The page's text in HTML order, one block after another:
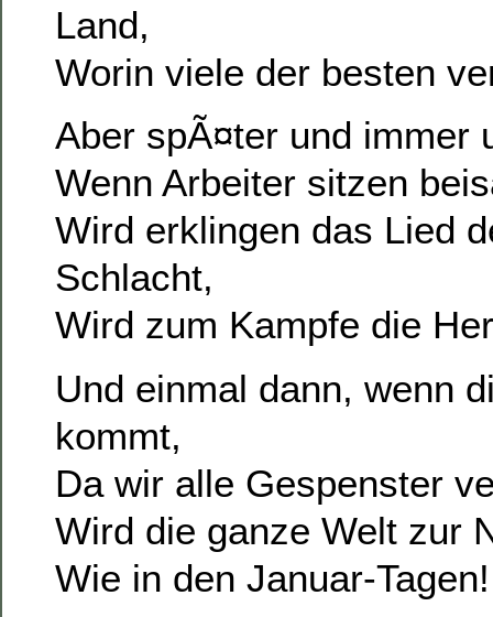
Land,
Worin viele der besten
Aber spÃ¤ter und immer
Wenn Arbeiter sitzen
Wird erklingen das Lied
Schlacht,
Wird zum Kampfe die
Und einmal dann, wenn
kommt,
Da wir alle Gespenster
Wird die ganze Welt zur
Wie in den Januar-Tagen!